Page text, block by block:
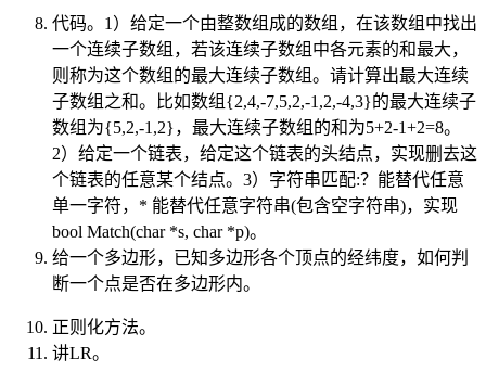
代码。1）给定一个由整数组成的数组，在该数组中找出
一个连续子数组，若该连续子数组中各元素的和最大，
则称为这个数组的最大连续子数组。请计算出最大连续
子数组之和。比如数组{2,4,-7,5,2,-1,2,-4,3}的最大连续子
数组为{5,2,-1,2}，最大连续子数组的和为5+2-1+2=8。
2）给定一个链表，给定这个链表的头结点，实现删去这
个链表的任意某个结点。3）字符串匹配:？能替代任意
单一字符，* 能替代任意字符串(包含空字符串)，实现
bool Match(char *s, char *p)。
给一个多边形，已知多边形各个顶点的经纬度，如何判
断一个点是否在多边形内。
正则化方法。
讲LR。